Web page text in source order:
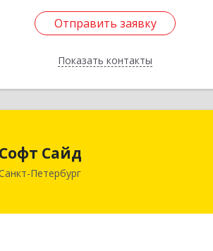
Отправить заявку
Показать контакты
Отправить заявку
Назад
Софт Сайд
Петербург
190020, Санкт-Петербург г, Рижский
Подробнее